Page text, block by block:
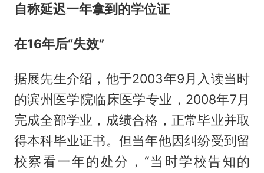
自称延迟一年拿到的学位证
在16年后“失效”
据展先生介绍，他于2003年9月入读当时
的滨州医学院临床医学专业，2008年7月
完成全部学业，成绩合格，正常毕业并取
得本科毕业证书。但当年他因纠纷受到留
校察看一年的处分，“当时学校告知的